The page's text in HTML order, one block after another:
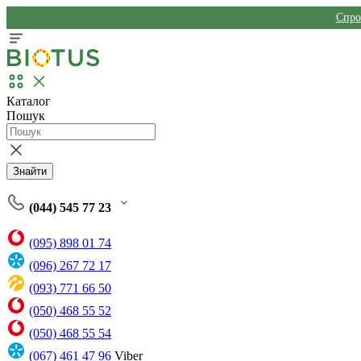
Каталог
Пошук
Знайти
(044) 545 77 23
(095) 898 01 74
(096) 267 72 17
(093) 771 66 50
(050) 468 55 52
(050) 468 55 54
(067) 461 47 96 Viber